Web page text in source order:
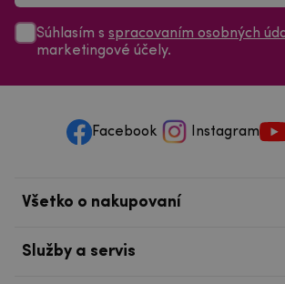
Súhlasím s spracovaním osobných
marketingové účely.
Facebook Instagram
Všetko o nakupovaní
Služby a servis